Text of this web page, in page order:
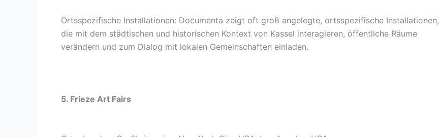
Ortsspezifische Installationen: Documenta zeigt oft groß angelegte, ortsspezifische Installationen,
die mit dem städtischen und historischen Kontext von Kassel interagieren, öffentliche Räume
verändern und zum Dialog mit lokalen Gemeinschaften einladen.
5. Frieze Art Fairs